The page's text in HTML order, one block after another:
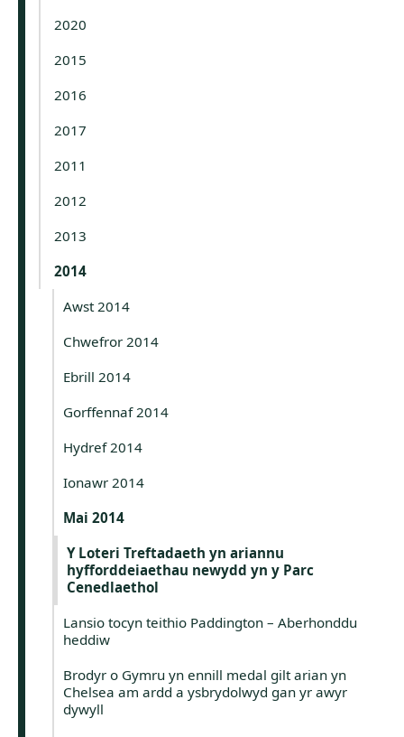
2020
2015
2016
2017
2011
2012
2013
2014
Awst 2014
Chwefror 2014
Ebrill 2014
Gorffennaf 2014
Hydref 2014
Ionawr 2014
Mai 2014
Y Loteri Treftadaeth yn ariannu
hyfforddeiaethau newydd yn y Parc
Cenedlaethol
Lansio tocyn teithio Paddington – Aberhonddu
heddiw
Brodyr o Gymru yn ennill medal gilt arian yn
Chelsea am ardd a ysbrydolwyd gan yr awyr
dywyll